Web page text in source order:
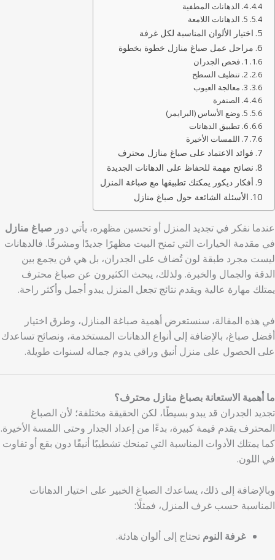
4. الدهانات المطفية
5. الدهانات اللامعة
اختيار الألوان المناسبة لكل غرفة
مراحل عمل صباغ منازل خطوة بخطوة
1. فحص الجدران
2. تنظيف السطح
3. معالجة العيوب
4. الصنفرة
5. وضع الأساس (البرايمر)
6. تطبيق الدهانات
7. اللمسات الأخيرة
فوائد الاعتماد على صباغ منازل محترف
نصائح مهمة للحفاظ على الدهانات الجديدة
أفكار ديكور يمكنك تطبيقها مع صباغة المنزل
الأسئلة الشائعة حول صباغ منازل
عندما نفكر في تجديد المنزل أو تحسين مظهره، يأتي دور صباغ منازل
في مقدمة الخيارات التي تمنح البيت مظهرًا جديدًا ومشرقًا. فالدهانات
ليست مجرد طبقة لون تُضاف على الجدران، بل هي فن يجمع بين
الدقة والجمال والخبرة. ولذلك، يبحث الكثيرون عن صباغ محترف
يمتلك مهارة عالية ويقدم نتائج تجعل المنزل يبدو أجمل وأكثر راحة.
في هذه المقالة، سنستعرض أهمية صباغة المنازل، وطرق اختيار
أفضل صباغ، بالإضافة إلى أنواع الدهانات المستخدمة، ونصائح تساعدك
على الحصول على منزل أنيق وراقي يدوم جماله لسنوات طويلة.
ما أهمية الاستعانة بصباغ منازل محترف؟
تجديد الجدران قد يبدو بسيطًا، لكن الحقيقة مختلفة؛ لأن الصباغ
المحترف يقدم قيمة كبيرة، بدءًا من إعداد الجدار وحتى اللمسة الأخيرة.
كما يمتلك الأدوات المناسبة التي تمنحك تشطيبًا أنيقًا دون بقع أو تفاوت
في اللون.
وبالإضافة إلى ذلك، يساعدك الصباغ الخبير على اختيار الدهانات
المناسبة حسب غرف المنزل، فمثلًا:
غرفة النوم تحتاج إلى ألوان هادئة.